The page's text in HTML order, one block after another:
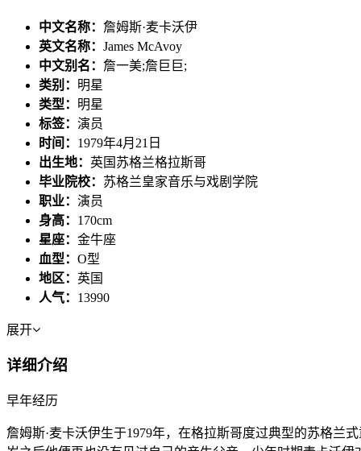
中文名称： 詹姆斯·麦卡沃伊
英文名称： James McAvoy
中文别名： 詹一美;詹巨巨;
类别： 明星
类型： 明星
标签： 演员
时间： 1979年4月21日
出生地： 英国苏格兰格拉斯哥
毕业院校： 苏格兰皇家音乐与戏剧学院
职业： 演员
身高： 170cm
星座： 金牛座
血型： O型
地区： 英国
人气： 13990
展开
详细介绍
早年经历
詹姆斯·麦卡沃伊生于1979年，在格拉斯哥度过典型的苏格兰